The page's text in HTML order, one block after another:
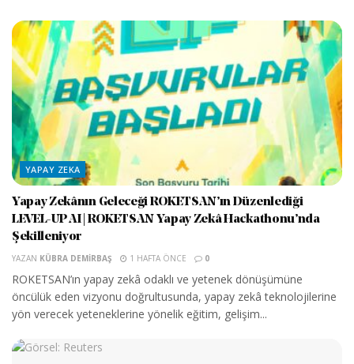
YAPAY ZEKA
Yapay Zekânın Geleceği ROKETSAN’ın Düzenlediği
LEVEL-UP AI | ROKETSAN Yapay Zekâ Hackathonu’nda
Şekilleniyor
YAZAN KÜBRA DEMIRBAŞ 1 HAFTA ÖNCE 0
ROKETSAN’ın yapay zekâ odaklı ve yetenek dönüşümüne
öncülük eden vizyonu doğrultusunda, yapay zekâ teknolojilerine
yön verecek yeteneklerine yönelik eğitim, gelişim...